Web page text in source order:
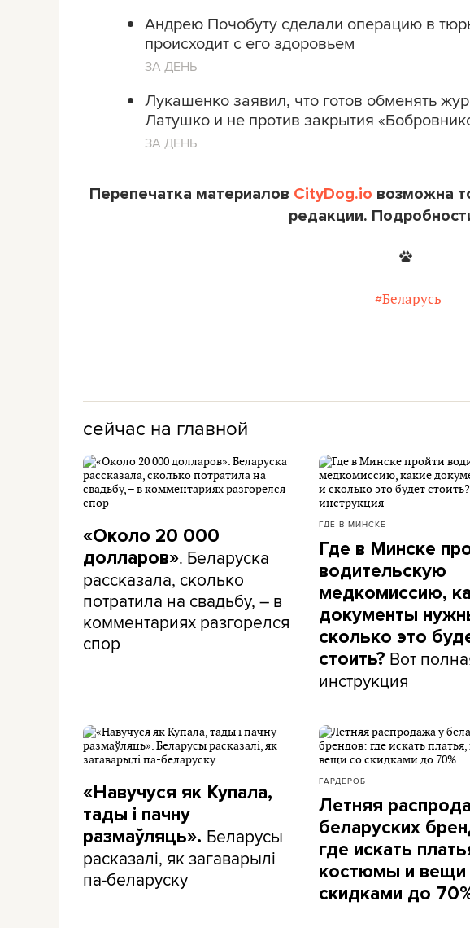
Андрею Почобуту сделали операцию в
происходит с его здоровьем
ЗА ДЕНЬ
Лукашенко заявил, что готов обменять
Латушко и не против закрытия
ЗА ДЕНЬ
Перепечатка материалов CityDog.io возможна
редакции.
#Беларусь
сейчас на главной
«Около 20 000
долларов». Беларуска
рассказала, сколько
потратила на свадьбу, – в
комментариях разгорелся
спор
ГДЕ В МИНСКЕ
Где в Минске
водительскую
медкомиссию,
документы
сколько это
стоить? Вот
инструкция
«Навучуся як Купала,
тады і пачну
размаўляць». Беларусы
расказалі, як загаварылі
па-беларуску
ГАРДЕРОБ
Летняя
беларуских
где искать
костюмы и вещи
скидками до